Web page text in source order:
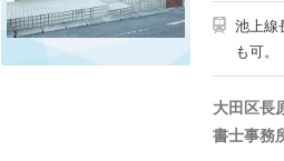
池上線
も可。
大田区長
書士事務